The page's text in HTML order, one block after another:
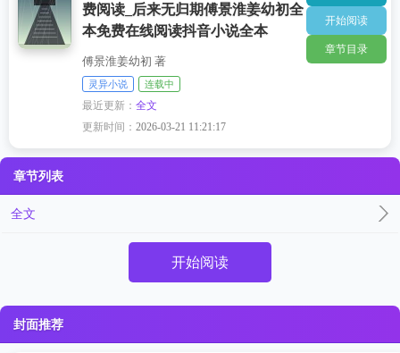
费阅读_后来无归期傅景淮姜幼初全
本免费在线阅读抖音小说全本
傅景淮姜幼初 著
灵异小说 连载中
最近更新：全文
更新时间：2026-03-21 11:21:17
开始阅读
章节目录
章节列表
全文
开始阅读
封面推荐